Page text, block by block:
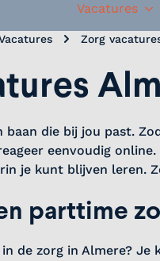
Vacatures
Zorg
baan die bij jou past.
eenvoudig
je kunt blijven leren.
parttime
de zorg in Almere?